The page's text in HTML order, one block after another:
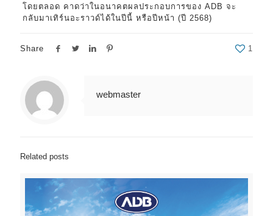
โดยตลอด คาดว่าในอนาคตผลประกอบการของ ADB จะ
กลับมาเทิร์นอะราวด์ได้ในปีนี้ หรือปีหน้า (ปี 2568)
Share 1
webmaster
Related posts